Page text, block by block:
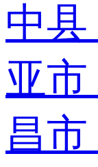
中县
亚市
昌市